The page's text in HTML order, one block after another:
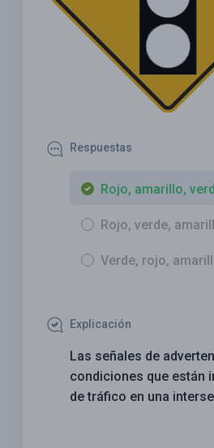
Respuestas
Rojo, amarillo,
Rojo, verde,
Verde, rojo,
Explicación
Las señales de
condiciones que están
de tráfico en una